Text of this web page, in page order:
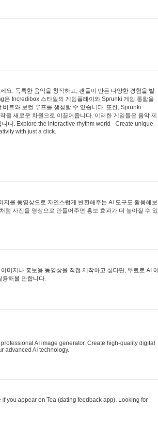
요. 독특한 음악을 창작하고, 팬들이 만든 다양한 경험을 발
은 Incredibox 스타일의 게임플레이와 Sprunki 게임 통합을
트와 보컬 루프를 생성할 수 있습니다. 또한, Sprunki
새로운 차원으로 이끌어줍니다. 이러한 게임들은 음악 제
다. Explore the interactive rhythm world - Create unique
with just a click.
를 동영상으로 자연스럽게 변환해주는 AI 도구도 활용해보
럼 사진을 영상으로 만들어주면 홍보 효과가 더 높아질 수 있
미지나 홍보용 동영상을 직접 제작하고 싶다면, 무료로 AI 이
용해볼 만합니다.
AI image generator. Create high-quality digital
advanced AI technology.
you appear on Tea (dating feedback app). Looking for